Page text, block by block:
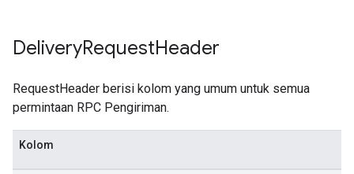
DeliveryRequestHeader
RequestHeader berisi kolom yang umum untuk semua
permintaan RPC Pengiriman.
Kolom